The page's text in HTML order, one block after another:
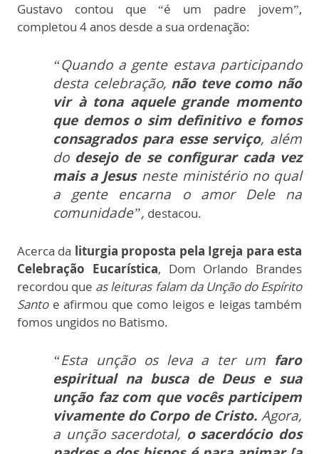
Gustavo contou que “é um padre jovem”,
completou 4 anos desde a sua ordenação:
“Quando a gente estava participando
desta celebração, não teve como não
vir à tona aquele grande momento
que demos o sim definitivo e fomos
consagrados para esse serviço, além
do desejo de se configurar cada vez
mais a Jesusneste ministério no qual
a gente encarna o amor Dele na
comunidade”, destacou.
Acerca da liturgia proposta pela Igreja para esta
Celebração Eucarística, Dom Orlando Brandes
recordou que as leituras falam da Unção do Espírito
Santoe afirmou que como leigos e leigas também
fomos ungidos no Batismo.
“Esta unção os leva a ter um faro
espiritual na busca de Deus e sua
unção faz com que vocês participem
vivamente do Corpo de Cristo. Agora,
a unção sacerdotal, o sacerdócio dos